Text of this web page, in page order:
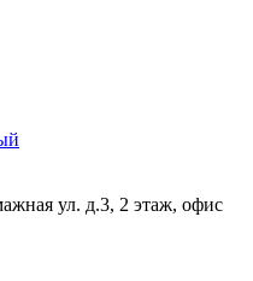
ул. д.3, 2 этаж, офис